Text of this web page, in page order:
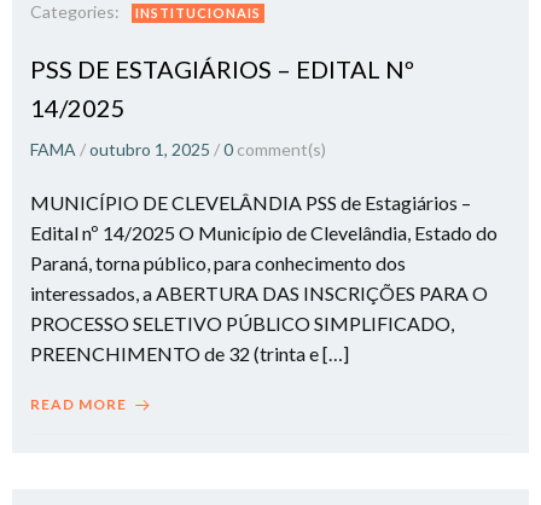
Categories: INSTITUCIONAIS
PSS DE ESTAGIÁRIOS – EDITAL Nº
14/2025
FAMA /outubro 1, 2025 /0 comment(s)
MUNICÍPIO DE CLEVELÂNDIA PSS de Estagiários –
Edital nº 14/2025 O Município de Clevelândia, Estado do
Paraná, torna público, para conhecimento dos
interessados, a ABERTURA DAS INSCRIÇÕES PARA O
PROCESSO SELETIVO PÚBLICO SIMPLIFICADO,
PREENCHIMENTO de 32 (trinta e […]
READ MORE